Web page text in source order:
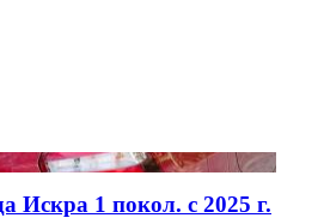
Искра 1 покол. с 2025 г.